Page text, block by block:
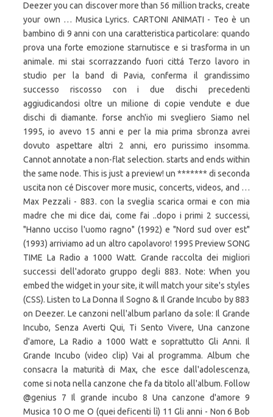
Deezer you can discover more than 56 million tracks, create
your own … Musica Lyrics. CARTONI ANIMATI - Teo è un
bambino di 9 anni con una caratteristica particolare: quando
prova una forte emozione starnutisce e si trasforma in un
animale. mi stai scorrazzando fuori cittá Terzo lavoro in
studio per la band di Pavia, conferma il grandissimo
successo riscosso con i due dischi precedenti
aggiudicandosi oltre un milione di copie vendute e due
dischi di diamante. forse anch'io mi svegliero Siamo nel
1995, io avevo 15 anni e per la mia prima sbronza avrei
dovuto aspettare altri 2 anni, ero purissimo insomma.
Cannot annotate a non-flat selection. starts and ends within
the same node. This is just a preview! un ******* di seconda
uscita non cé Discover more music, concerts, videos, and …
Max Pezzali - 883. con la sveglia scarica ormai e con mia
madre che mi dice dai, come fai ..dopo i primi 2 successi,
"Hanno ucciso l'uomo ragno" (1992) e "Nord sud over est"
(1993) arriviamo ad un altro capolavoro! 1995 Preview SONG
TIME La Radio a 1000 Watt. Grande raccolta dei migliori
successi dell'adorato gruppo degli 883. Note: When you
embed the widget in your site, it will match your site's styles
(CSS). Listen to La Donna Il Sogno & Il Grande Incubo by 883
on Deezer. Le canzoni nell'album parlano da sole: Il Grande
Incubo, Senza Averti Qui, Ti Sento Vivere, Una canzone
d'amore, La Radio a 1000 Watt e soprattutto Gli Anni. Il
Grande Incubo (video clip) Vai al programma. Album che
consacra la maturità di Max, che esce dall'adolescenza,
come si nota nella canzone che fa da titolo all'album. Follow
@genius 7 Il grande incubo 8 Una canzone d'amore 9
Musica 10 O me O (quei deficenti lì) 11 Gli anni - Non 6 Bob